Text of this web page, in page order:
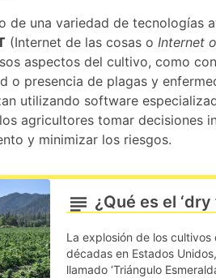
de una variedad de tecnologías
(Internet de las cosas o Internet
aspectos del cultivo, como
o presencia de plagas y
utilizando software
agricultores tomar decisiones
y minimizar los riesgos.
¿Qué es el ‘dry
La explosión de los
décadas en Estados
llamado ‘Triángulo